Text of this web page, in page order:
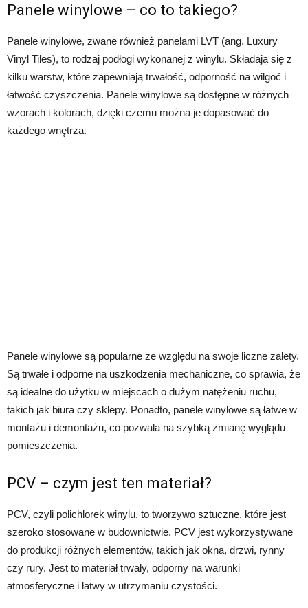
Panele winylowe – co to takiego?
Panele winylowe, zwane również panelami LVT (ang. Luxury
Vinyl Tiles), to rodzaj podłogi wykonanej z winylu. Składają się z
kilku warstw, które zapewniają trwałość, odporność na wilgoć i
łatwość czyszczenia. Panele winylowe są dostępne w różnych
wzorach i kolorach, dzięki czemu można je dopasować do
każdego wnętrza.
Panele winylowe są popularne ze względu na swoje liczne zalety.
Są trwałe i odporne na uszkodzenia mechaniczne, co sprawia, że
są idealne do użytku w miejscach o dużym natężeniu ruchu,
takich jak biura czy sklepy. Ponadto, panele winylowe są łatwe w
montażu i demontażu, co pozwala na szybką zmianę wyglądu
pomieszczenia.
PCV – czym jest ten materiał?
PCV, czyli polichlorek winylu, to tworzywo sztuczne, które jest
szeroko stosowane w budownictwie. PCV jest wykorzystywane
do produkcji różnych elementów, takich jak okna, drzwi, rynny
czy rury. Jest to materiał trwały, odporny na warunki
atmosferyczne i łatwy w utrzymaniu czystości.